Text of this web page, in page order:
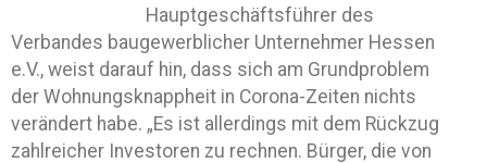
Hauptgeschäftsführer des
Verbandes baugewerblicher Unternehmer Hessen
e.V., weist darauf hin, dass sich am Grundproblem
der Wohnungsknappheit in Corona-Zeiten nichts
verändert habe. „Es ist allerdings mit dem Rückzug
zahlreicher Investoren zu rechnen. Bürger, die von